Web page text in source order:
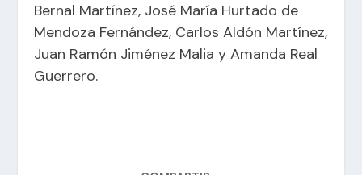
Bernal Martínez, José María Hurtado de
Mendoza Fernández, Carlos Aldón Martínez,
Juan Ramón Jiménez Malia y Amanda Real
Guerrero.